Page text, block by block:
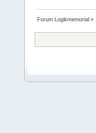
Forum Logikmemorial »